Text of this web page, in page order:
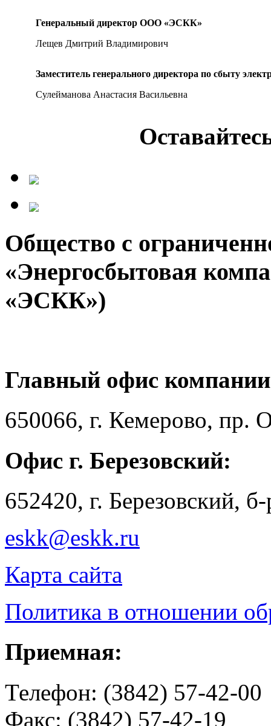
Генеральный директор ООО «ЭСКК»
Лещев Дмитрий Владимирович
Заместитель генерального директора по сбыту
Сулейманова Анастасия Васильевна
Общество с
«Энергосбытовая
«ЭСКК»)
Главный офис
650066, г. Кемерово, пр.
Офис г. Березовский:
652420, г. Березовский,
eskk@eskk.ru
Карта сайта
Политика в отношении
Приемная:
Телефон: (3842) 57-42-00
Факс: (3842) 57-42-19